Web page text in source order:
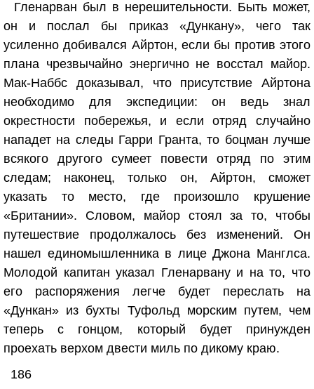
Гленарван был в нерешительности. Быть может,
он и послал бы приказ «Дункану», чего так
усиленно добивался Айртон, если бы против этого
плана чрезвычайно энергично не восстал майор.
Мак-Наббс доказывал, что присутствие Айртона
необходимо для экспедиции: он ведь знал
окрестности побережья, и если отряд случайно
нападет на следы Гарри Гранта, то боцман лучше
всякого другого сумеет повести отряд по этим
следам; наконец, только он, Айртон, сможет
указать то место, где произошло крушение
«Британии». Словом, майор стоял за то, чтобы
путешествие продолжалось без изменений. Он
нашел единомышленника в лице Джона Манглса.
Молодой капитан указал Гленарвану и на то, что
его распоряжения легче будет переслать на
«Дункан» из бухты Туфольд морским путем, чем
теперь с гонцом, который будет принужден
проехать верхом двести миль по дикому краю.
186